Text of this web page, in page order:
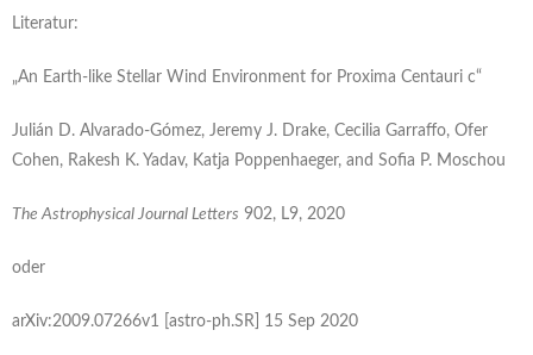
Literatur:
„An Earth-like Stellar Wind Environment for Proxima Centauri c“
Julián D. Alvarado-Gómez, Jeremy J. Drake, Cecilia Garraffo, Ofer
Cohen, Rakesh K. Yadav, Katja Poppenhaeger, and Sofia P. Moschou
The Astrophysical Journal Letters 902, L9, 2020
oder
arXiv:2009.07266v1 [astro-ph.SR] 15 Sep 2020